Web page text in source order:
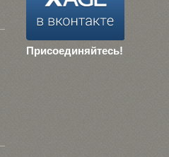
Присоединяйтесь!